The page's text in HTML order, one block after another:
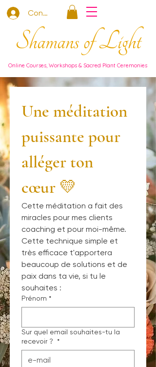
Shamans of Light
Online Courses, Workshops & Sacred Plant Ceremonies
Connexion
Une méditation
puissante pour
alléger ton
cœur 💛
Cette méditation a fait des
miracles pour mes clients
coaching et pour moi-même.
Cette technique simple et
très efficace t'apportera
beaucoup de solutions et de
paix dans ta vie, si tu le
souhaites :
Prénom *
Sur quel email souhaites-tu la
recevoir ? *